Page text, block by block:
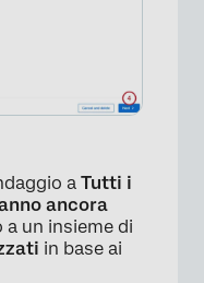
×
a Tutti i
ancora
a un insieme di
in base ai